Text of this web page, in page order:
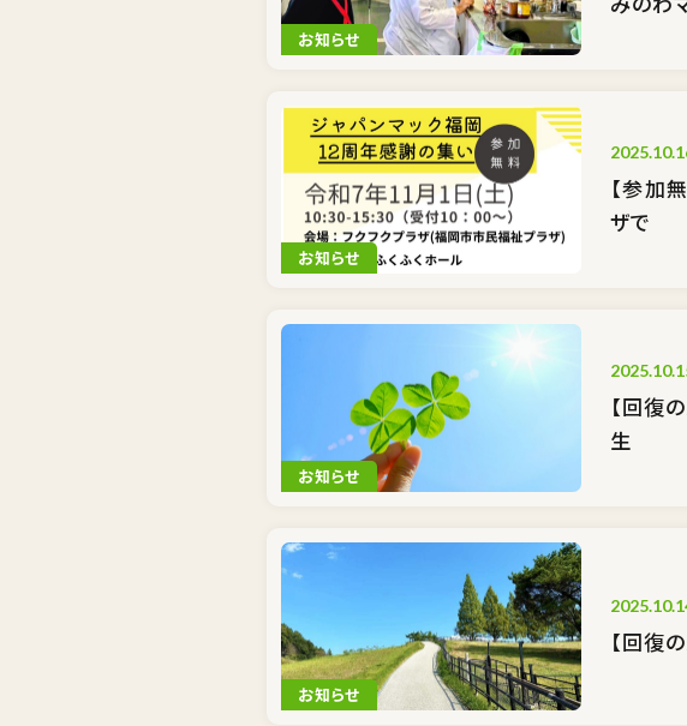
お知らせ
お知らせ
【参加
ザで
お知らせ
【回復
生
お知らせ
【回復